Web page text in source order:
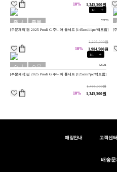
10% 1,345,500원
1/1 +
주니
어용
주문
제작
52720
[주문제작]핑 2025 Prodi G 주니어 풀세트 [145cm/11pc/백포함]
2,205,000원
10% 1,984,500원
[
1/1 +
주니
어용
주문
제작
52721
[주문제작]핑 2025 Prodi G 주니어 풀세트 [125cm/7pc/백포함]
1,495,000원
10% 1,345,500원
매장안내 고객센터
배송